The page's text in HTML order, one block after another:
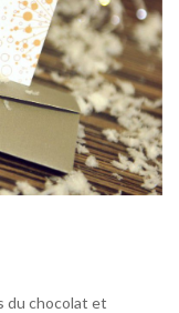
du chocolat et